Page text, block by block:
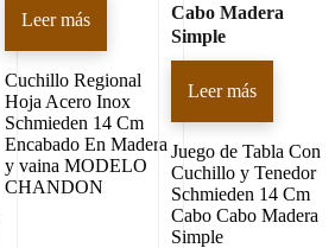
Leer más
Cuchillo Regional
Hoja Acero Inox
Schmieden 14 Cm
Encabado En Madera
y vaina MODELO
CHANDON
Cabo Madera
Simple
Leer más
Juego de Tabla Con
Cuchillo y Tenedor
Schmieden 14 Cm
Cabo Cabo Madera
Simple